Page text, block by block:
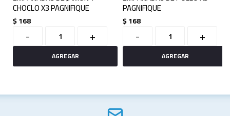
CHOCLO X3 PAGNIFIQUE
$168
- +
PAGNIFIQUE
$168
- +